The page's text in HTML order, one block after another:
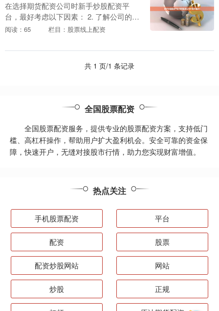
在选择期货配资公司时新手炒股配资平
台，最好考虑以下因素： 2. 了解公司的经
营历史：了解公司的经营时间以及是否有
常更可靠，因....
阅读：65 栏目：股票线上配资
共 1 页/1 条记录
全国股票配资
全国股票配资服务，提供专业的股票配资方案，支持低门
槛、高杠杆操作，帮助用户扩大盈利机会。安全可靠的资金保
障，快速开户，无缝对接股市行情，助力您实现财富增值。
热点关注
手机股票配资 平台
配资 股票
配资炒股网站 网站
炒股 正规